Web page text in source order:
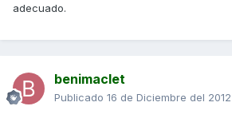
adecuado.
benimaclet
Publicado 16 de Diciembre del 2012